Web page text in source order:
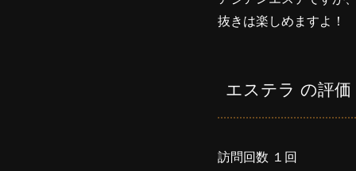
抜きは楽しめますよ！
エステラ の評価
訪問回数 １回